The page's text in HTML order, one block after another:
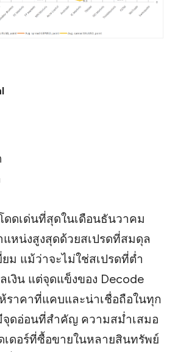
ดดเด่นที่สุดในเดือนธันวาคม
แหน่งสูงสุดด้วยสเปรดที่สมดุล
ม แม้ว่าจะไม่ใช่สเปรดที่ต่ำ
งิน แต่จุดแข็งของ Decode
ราคาที่แคบและน่าเชื่อถือในทุก
จุดอ่อนที่สำคัญ ความสม่ำเสมอ
เดอร์ที่ซื้อขายในหลายสินทรัพย์